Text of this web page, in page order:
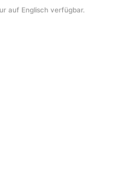
auf Englisch verfügbar.